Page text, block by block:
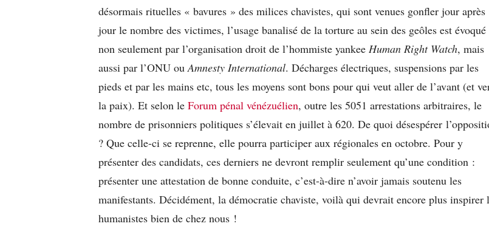
désormais rituelles « bavures » des milices chavistes, qui sont venues gonfler jour après
jour le nombre des victimes, l’usage banalisé de la torture au sein des geôles est évoqué
non seulement par l’organisation droit de l’hommiste yankee Human Right Watch, mais
aussi par l’ONU ou Amnesty International. Décharges électriques, suspensions par les
pieds et par les mains etc, tous les moyens sont bons pour qui veut aller de l’avant (et
la paix). Et selon le Forum pénal vénézuélien, outre les 5051 arrestations arbitraires, le
nombre de prisonniers politiques s’élevait en juillet à 620. De quoi désespérer
? Que celle-ci se reprenne, elle pourra participer aux régionales en octobre. Pour y
présenter des candidats, ces derniers ne devront remplir seulement qu’une condition :
présenter une attestation de bonne conduite, c’est-à-dire n’avoir jamais soutenu les
manifestants. Décidément, la démocratie chaviste, voilà qui devrait encore plus inspirer
humanistes bien de chez nous !